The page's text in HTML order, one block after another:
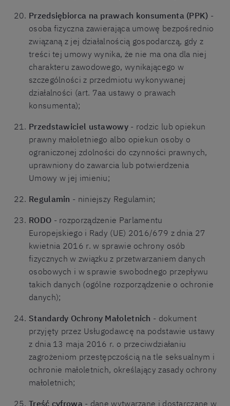
Przedsiębiorca na prawach konsumenta (PPK) -
osoba fizyczna zawierająca umowę bezpośrednio
związaną z jej działalnością gospodarczą, gdy z
treści tej umowy wynika, że nie ma ona dla niej
charakteru zawodowego, wynikającego w
szczególności z przedmiotu wykonywanej
działalności (art. 7aa ustawy o prawach
konsumenta);
Przedstawiciel ustawowy- rodzic lub opiekun
prawny małoletniego albo opiekun osoby o
ograniczonej zdolności do czynności prawnych,
uprawniony do zawarcia lub potwierdzenia
Umowy w jej imieniu;
Regulamin - niniejszy Regulamin;
RODO - rozporządzenie Parlamentu
Europejskiego i Rady (UE) 2016/679 z dnia 27
kwietnia 2016 r. w sprawie ochrony osób
fizycznych w związku z przetwarzaniem danych
osobowych i w sprawie swobodnego przepływu
takich danych (ogólne rozporządzenie o ochronie
danych);
Standardy Ochrony Małoletnich - dokument
przyjęty przez Usługodawcę na podstawie ustawy
z dnia 13 maja 2016 r. o przeciwdziałaniu
zagrożeniom przestępczością na tle seksualnym i
ochronie małoletnich, określający zasady ochrony
małoletnich;
Treść cyfrowa- dane wytwarzane i dostarczane w